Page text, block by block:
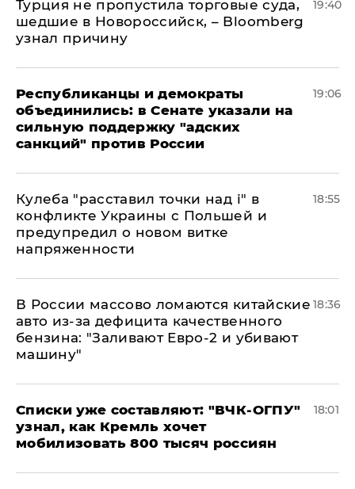
Турция не пропустила торговые суда,
шедшие в Новороссийск, – Bloomberg
узнал причину
19:40
Республиканцы и демократы
объединились: в Сенате указали на
сильную поддержку "адских
санкций" против России
19:06
Кулеба "расставил точки над і" в
конфликте Украины с Польшей и
предупредил о новом витке
напряженности
18:55
В России массово ломаются китайские
авто из-за дефицита качественного
бензина: "Заливают Евро-2 и убивают
машину"
18:36
Списки уже составляют: "ВЧК-ОГПУ"
узнал, как Кремль хочет
мобилизовать 800 тысяч россиян
18:01